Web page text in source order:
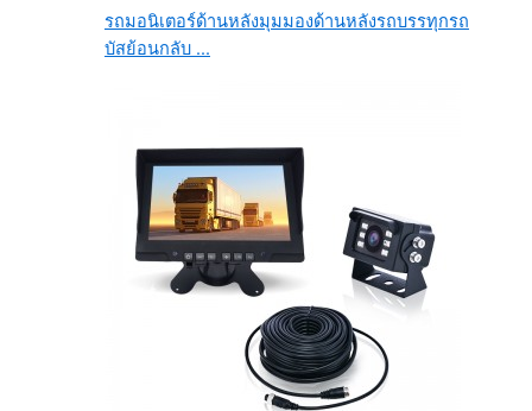
รถมอนิเตอร์ด้านหลังมุมมองด้านหลังรถบรรทุกรถ
บัสย้อนกลับ ...